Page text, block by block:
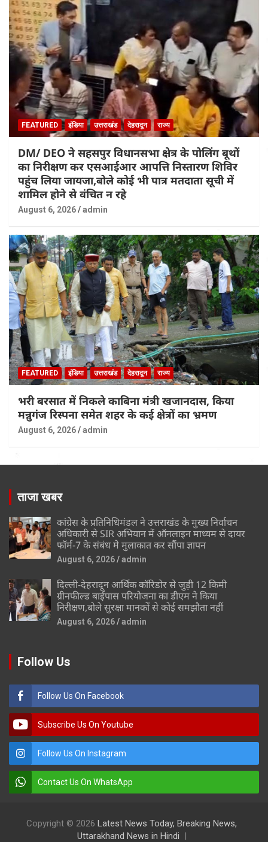
FEATURED इंडिया उत्तराखंड देहरादून राज्य
DM/ DEO ने सहसपुर विधानसभा क्षेत्र के पोलिंग बूथों
का निरीक्षण कर एसआईआर आपत्ति निस्तारण शिविर
पहुंच लिया जायजा,बोले कोई भी पात्र मतदाता सूची में
शामिल होने से वंचित न रहे
August 6, 2026 admin
FEATURED इंडिया उत्तराखंड देहरादून राज्य
भरी बरसात में निकले काबिना मंत्री खजानदास, किया
मन्नुगंज रिस्पना समेत शहर के कई क्षेत्रों का भ्रमण
August 6, 2026 admin
ताजा खबर
कांग्रेस के प्रतिनिधिमंडल ने उत्तराखंड के मुख्य निर्वाचन
अधिकारी से SIR अभियान में ऑनलाइन माध्यम से दायर
फॉर्म-7 के संबंध मे मुलाकात कर सौंपा ज्ञापन
August 6, 2026 admin
दिल्ली-देहरादून आर्थिक कॉरिडोर से जुड़ी 12 किमी
ग्रीनफील्ड बाईपास परियोजना का डीएम ने किया
निरीक्षण,बोले सुरक्षा मानकों से कोई समझौता नहीं
August 6, 2026 admin
Follow Us
Follow Us On Facebook
Subscribe Us On Youtube
Follow Us On Instagram
Contact Us On WhatsApp
Copyright © 2026 Latest News Today, Breaking News,
Uttarakhand News in Hindi